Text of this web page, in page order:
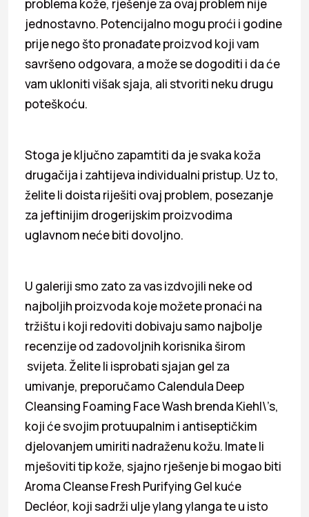
problema kože, rješenje za ovaj problem nije
jednostavno. Potencijalno mogu proći i godine
prije nego što pronađate proizvod koji vam
savršeno odgovara, a može se dogoditi i da će
vam ukloniti višak sjaja, ali stvoriti neku drugu
poteškoću.
Stoga je ključno zapamtiti da je svaka koža
drugačija i zahtijeva individualni pristup. Uz to,
želite li doista riješiti ovaj problem, posezanje
za jeftinijim drogerijskim proizvodima
uglavnom neće biti dovoljno.
U galeriji smo zato za vas izdvojili neke od
najboljih proizvoda koje možete pronaći na
tržištu i koji redoviti dobivaju samo najbolje
recenzije od zadovoljnih korisnika širom
svijeta. Želite li isprobati sjajan gel za
umivanje, preporučamo Calendula Deep
Cleansing Foaming Face Wash brenda Kiehl\’s,
koji će svojim protuupalnim i antiseptičkim
djelovanjem umiriti nadraženu kožu. Imate li
mješoviti tip kože, sjajno rješenje bi mogao biti
Aroma Cleanse Fresh Purifying Gel kuće
Decléor, koji sadrži ulje ylang ylanga te u isto